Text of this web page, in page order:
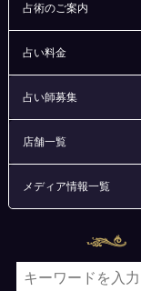
占術のご案内
占い料金
占い師募集
店舗一覧
メディア情報一覧